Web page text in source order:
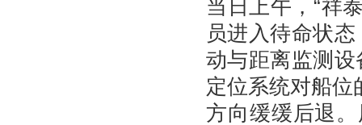
当日上午，“祥
员进入待命状
动与距离监测
定位系统对船位
方向缓缓后退